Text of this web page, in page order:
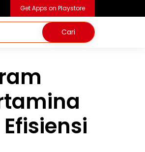
Get Apps on Playstore